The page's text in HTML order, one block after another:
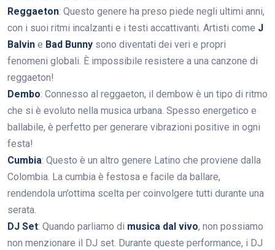
Reggaeton: Questo genere ha preso piede negli ultimi anni,
con i suoi ritmi incalzanti e i testi accattivanti. Artisti come J
Balvin e Bad Bunny sono diventati dei veri e propri
fenomeni globali. È impossibile resistere a una canzone di
reggaeton!
Dembo: Connesso al reggaeton, il dembow è un tipo di ritmo
che si è evoluto nella musica urbana. Spesso energetico e
ballabile, è perfetto per generare vibrazioni positive in ogni
festa!
Cumbia: Questo è un altro genere Latino che proviene dalla
Colombia. La cumbia è festosa e facile da ballare,
rendendola un’ottima scelta per coinvolgere tutti durante una
serata.
DJ Set: Quando parliamo di musica dal vivo, non possiamo
non menzionare il DJ set. Durante queste performance, i DJ